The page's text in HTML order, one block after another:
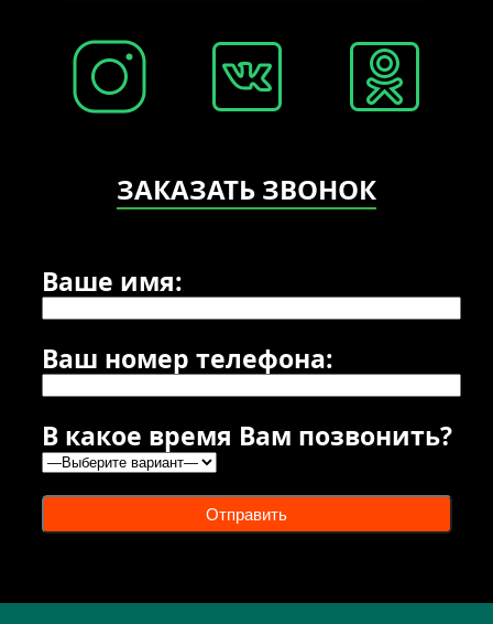
ЗАКАЗАТЬ ЗВОНОК
Ваше имя:
Ваш номер телефона:
В какое время Вам позвонить?
Отправить